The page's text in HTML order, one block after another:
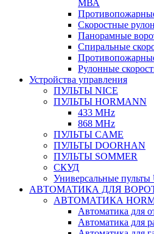
МВА
Скоростные
Панорамные
Спиральные
Рулонные
Устройства управления
ПУЛЬТЫ NICE
ПУЛЬТЫ HORMANN
433 MHz
868 MHz
ПУЛЬТЫ CAME
ПУЛЬТЫ DOORHAN
ПУЛЬТЫ SOMMER
СКУД
Универсальные пульты
АВТОМАТИКА ДЛЯ
АВТОМАТИКА
Автоматика для
Автоматика для